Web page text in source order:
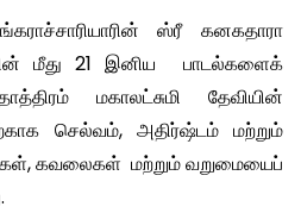
ஸ்ரீ கனகதாரா
மீது 21 இனிய பாடல்களைக்
மகாலட்சுமி தேவியின்
செல்வம், அதிர்ஷ்டம் மற்றும்
கவலைகள் மற்றும் வறுமையைப்